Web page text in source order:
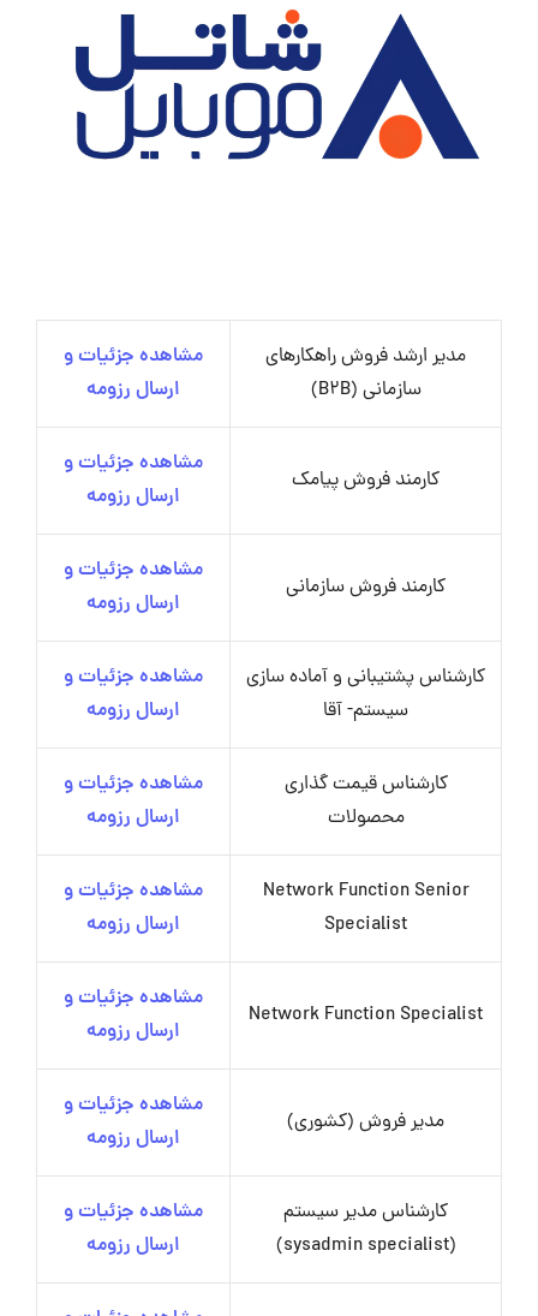
مدیر ارشد فروش راهکارهای
سازمانی (B2B)
مشاهده جزئیات و
ارسال رزومه
کارمند فروش پیامک
مشاهده جزئیات و
ارسال رزومه
کارمند فروش سازمانی
مشاهده جزئیات و
ارسال رزومه
کارشناس پشتیبانی و آماده سازی
سیستم- آقا
مشاهده جزئیات و
ارسال رزومه
کارشناس قیمت گذاری
محصولات
مشاهده جزئیات و
ارسال رزومه
Network Function Senior
Specialist
مشاهده جزئیات و
ارسال رزومه
Network Function Specialist
مشاهده جزئیات و
ارسال رزومه
مدیر فروش (کشوری)
مشاهده جزئیات و
ارسال رزومه
کارشناس مدیر سیستم
(sysadmin specialist)
مشاهده جزئیات و
ارسال رزومه